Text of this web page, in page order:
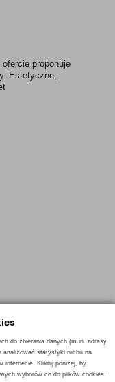
do zbierania danych (m.in. adresy
analizować statystyki ruchu na
internecie. Kliknij poniżej, by
wyborów co do plików cookies.
proponuje
Estetyczne,